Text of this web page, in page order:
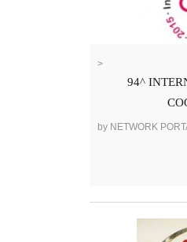
>
94^
by NETWORK